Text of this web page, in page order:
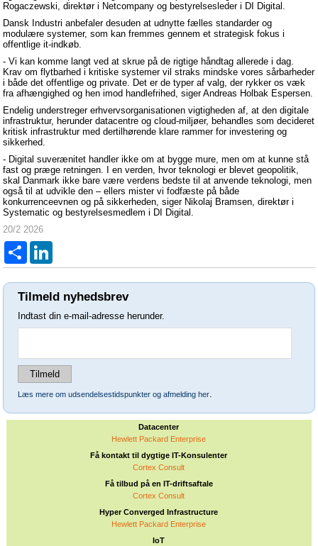
Rogaczewski, direktør i Netcompany og bestyrelsesleder i DI Digital.
Dansk Industri anbefaler desuden at udnytte fælles standarder og
modulære systemer, som kan fremmes gennem et strategisk fokus i
offentlige it-indkøb.
- Vi kan komme langt ved at skrue på de rigtige håndtag allerede i dag.
Krav om flytbarhed i kritiske systemer vil straks mindske vores sårbarheder
i både det offentlige og private. Det er de typer af valg, der rykker os væk
fra afhængighed og hen imod handlefrihed, siger Andreas Holbak Espersen.
Endelig understreger erhvervsorganisationen vigtigheden af, at den digitale
infrastruktur, herunder datacentre og cloud-miljøer, behandles som decideret
kritisk infrastruktur med dertilhørende klare rammer for investering og
sikkerhed.
- Digital suverænitet handler ikke om at bygge mure, men om at kunne stå
fast og præge retningen. I en verden, hvor teknologi er blevet geopolitik,
skal Danmark ikke bare være verdens bedste til at anvende teknologi, men
også til at udvikle den – ellers mister vi fodfæste på både
konkurrenceevnen og på sikkerheden, siger Nikolaj Bramsen, direktør i
Systematic og bestyrelsesmedlem i DI Digital.
20/2 2026
Del
Tilmeld nyhedsbrev
Indtast din e-mail-adresse herunder.
Læs mere om udsendelsestidspunkter og afmelding her.
Datacenter
Hewlett Packard Enterprise
Få kontakt til dygtige IT-Konsulenter
Cortex Consult
Få tilbud på en IT-driftsaftale
Cortex Consult
Hyper Converged Infrastructure
Hewlett Packard Enterprise
IoT